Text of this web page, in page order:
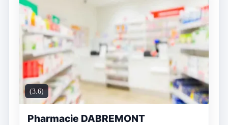
(3.6)
Pharmacie DABREMONT